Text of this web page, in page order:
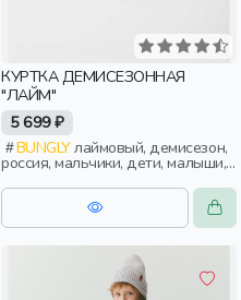
КУРТКА ДЕМИСЕЗОННАЯ
"ЛАЙМ"
5 699 ₽
BUNGLYлаймовый, демисезон,
россия, мальчики, дети, малыши,
дошкольники